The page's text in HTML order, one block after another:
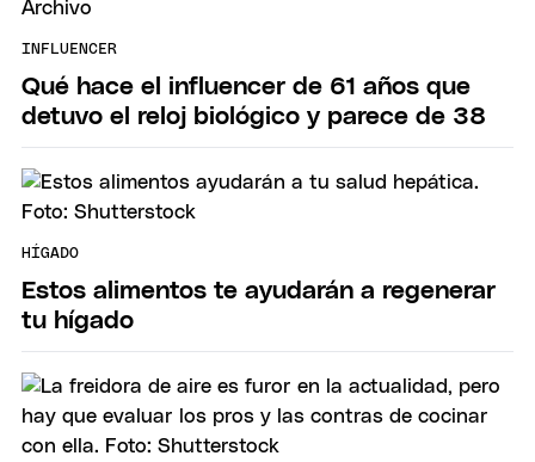
INFLUENCER
Qué hace el influencer de 61 años que
detuvo el reloj biológico y parece de 38
HÍGADO
Estos alimentos te ayudarán a regenerar
tu hígado